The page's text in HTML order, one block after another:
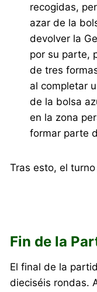
recogidas,
azar de la
devolver la
por su parte,
de tres
al completar
de la bolsa
en la zona
formar parte
Tras esto, el
Fin de la
El final de la
dieciséis rondas.